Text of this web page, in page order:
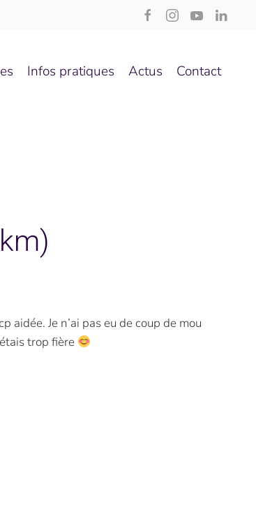
Infos pratiques Actus Contact
aidée. Je n’ai pas eu de coup de mou
trop fière